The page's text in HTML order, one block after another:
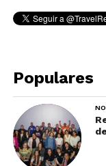
Populares